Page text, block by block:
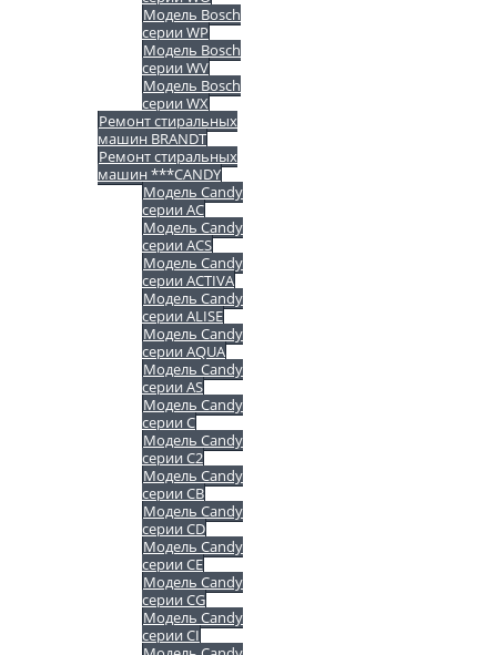
Модель Bosch
серии WP
Модель Bosch
серии WV
Модель Bosch
серии WX
Ремонт стиральных
машин BRANDT
Ремонт стиральных
машин ***CANDY
Модель Candy
серии AC
Модель Candy
серии ACS
Модель Candy
серии ACTIVA
Модель Candy
серии ALISE
Модель Candy
серии AQUA
Модель Candy
серии AS
Модель Candy
серии C
Модель Candy
серии C2
Модель Candy
серии CB
Модель Candy
серии CD
Модель Candy
серии CE
Модель Candy
серии CG
Модель Candy
серии CI